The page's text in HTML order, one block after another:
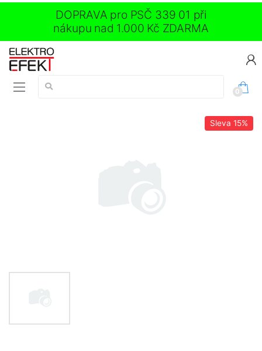
DOPRAVA pro PSČ 339 01 při
nákupu nad 1.000 Kč ZDARMA
Vyhledávání:
0
Sleva 15%